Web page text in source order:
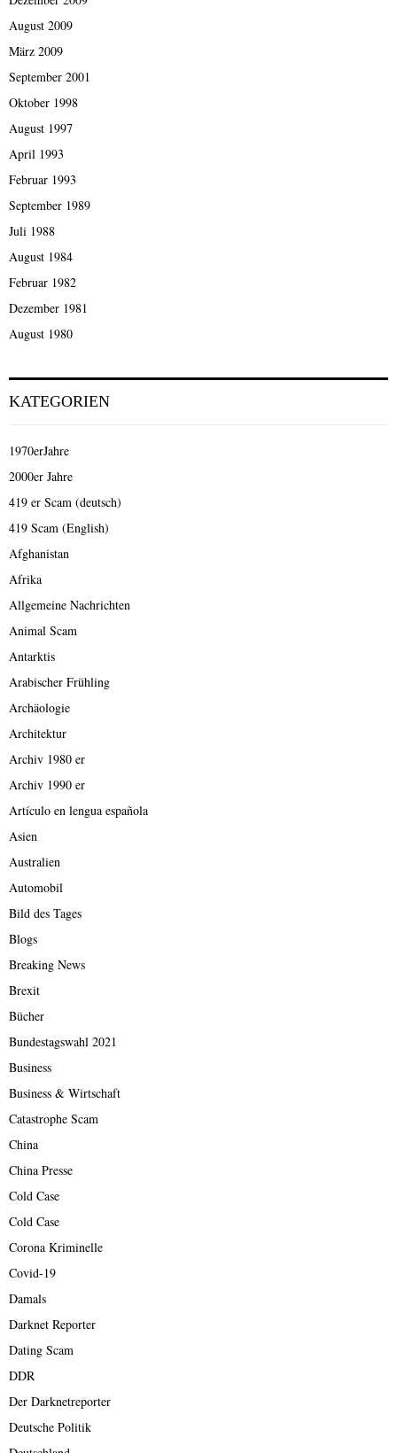
August 2009
März 2009
September 2001
Oktober 1998
August 1997
April 1993
Februar 1993
September 1989
Juli 1988
August 1984
Februar 1982
Dezember 1981
August 1980
KATEGORIEN
1970erJahre
2000er Jahre
419 er Scam (deutsch)
419 Scam (English)
Afghanistan
Afrika
Allgemeine Nachrichten
Animal Scam
Antarktis
Arabischer Frühling
Archäologie
Architektur
Archiv 1980 er
Archiv 1990 er
Artículo en lengua española
Asien
Australien
Automobil
Bild des Tages
Blogs
Breaking News
Brexit
Bücher
Bundestagswahl 2021
Business
Business & Wirtschaft
Catastrophe Scam
China
China Presse
Cold Case
Cold Case
Corona Kriminelle
Covid-19
Damals
Darknet Reporter
Dating Scam
DDR
Der Darknetreporter
Deutsche Politik